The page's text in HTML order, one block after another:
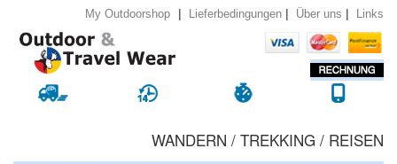
My Outdoorshop | Lieferbedingungen | Über uns | Links
WANDERN / TREKKING / REISEN